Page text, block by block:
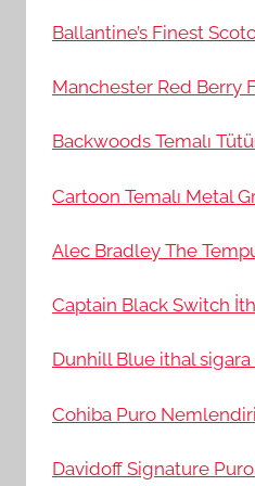
Ballantine’s Finest
Manchester Red Berry
Backwoods Temalı
Cartoon Temalı Metal
Alec Bradley The
Captain Black Switch
Dunhill Blue ithal
Cohiba Puro
Davidoff Signature Puro